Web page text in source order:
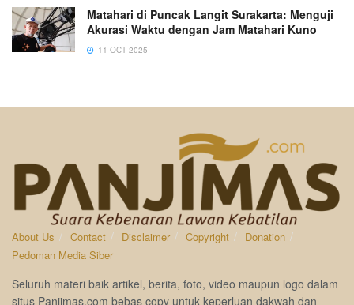
Matahari di Puncak Langit Surakarta: Menguji
Akurasi Waktu dengan Jam Matahari Kuno
11 OCT 2025
About Us Contact Disclaimer Copyright
Donation
Pedoman Media Siber
Seluruh materi baik artikel, berita, foto, video maupun logo dalam
situs Panjimas.com bebas copy untuk keperluan dakwah dan